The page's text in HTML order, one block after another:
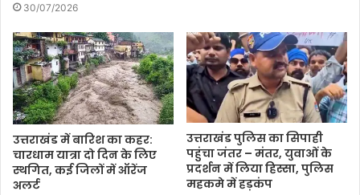
30/07/2026
उत्तराखंड में बारिश का कहर:
चारधाम यात्रा दो दिन के लिए
स्थगित, कई जिलों में ऑरेंज
अलर्ट
उत्तराखंड पुलिस का सिपाही
पहुंचा जंतर – मंतर, युवाओं के
प्रदर्शन में लिया हिस्सा, पुलिस
महकमे में हड़कंप